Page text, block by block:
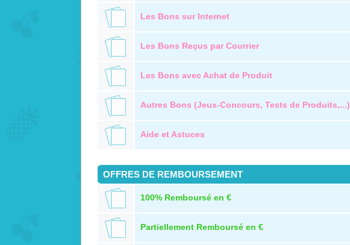
Les Bons sur Internet
Les Bons Reçus par Courrier
Les Bons avec Achat de Produit
Autres Bons (Jeux-Concours, Tests de Produits,...)
Aide et Astuces
OFFRES DE REMBOURSEMENT
100% Remboursé en €
Partiellement Remboursé en €